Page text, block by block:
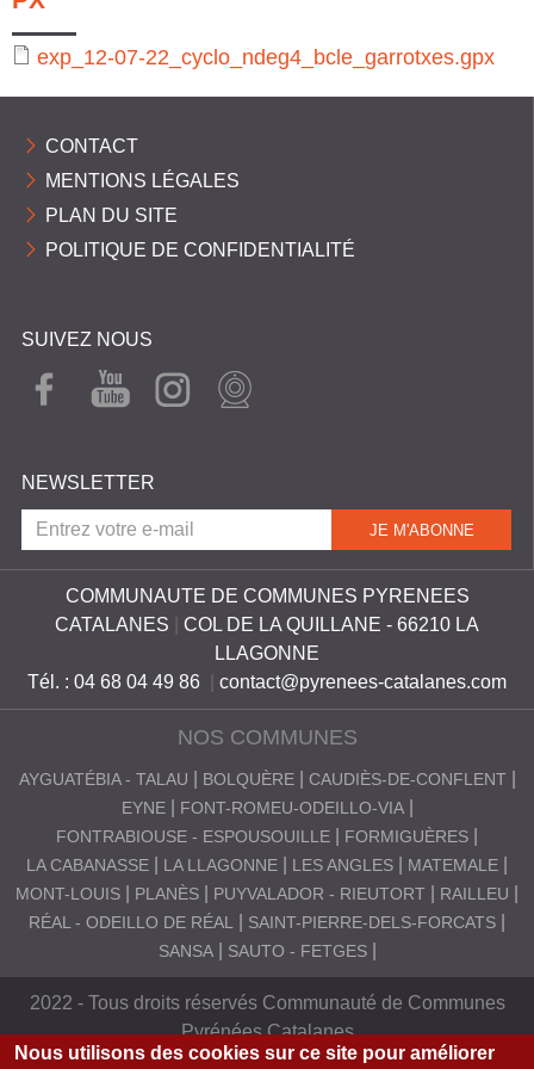
C
O
U
E
Y
É
S
A
A
E
S
exp_12-07-22_cyclo_ndeg4_bcle_garrotxes.gpx
CONTACT
MENTIONS LÉGALES
PLAN DU SITE
POLITIQUE DE CONFIDENTIALITÉ
SUIVEZ NOUS
FAC
EBO
YOU
TUB
INST
AGR
WEB
CAM
NEWSLETTER
COMMUNAUTE DE COMMUNES PYRENEES
CATALANES
COL DE LA QUILLANE - 66210 LA
LLAGONNE
Tél. : 04 68 04 49 86
contact@pyrenees-catalanes.com
NOS COMMUNES
AYGUATÉBIA - TALAU BOLQUÈRE
CAUDIÈS-DE-CONFLENT
EYNE
FONT-ROMEU-ODEILLO-VIA
FONTRABIOUSE - ESPOUSOUILLE
FORMIGUÈRES
LA CABANASSE
LA LLAGONNE LES ANGLES
MATEMALE
MONT-LOUIS
PLANÈS PUYVALADOR - RIEUTORT
RAILLEU
RÉAL - ODEILLO DE RÉAL
SAINT-PIERRE-DELS-FORCATS
SANSA
SAUTO - FETGES
2022 - Tous droits réservés Communauté de Communes
Pyrénées Catalanes
Nous utilisons des cookies sur ce site pour améliorer